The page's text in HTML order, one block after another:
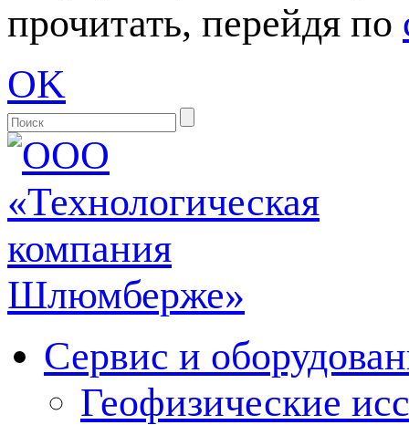
прочитать, перейдя по
OK
Сервис и
Геофизические